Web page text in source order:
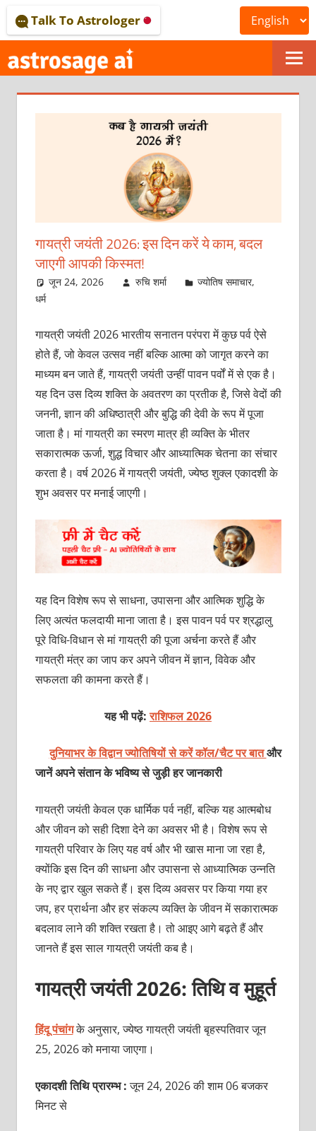
to
content
ONLINE
ASTROLOGICAL
JOURNAL
–
ASTROSAGE
MAGAZINE
Talk To Astrologer
गायत्री जयंती 2026: इस दिन करें ये काम, बदल
जाएगी आपकी किस्मत!
जून 24, 2026 रुचि शर्मा ज्योतिष समाचार,
धर्म
गायत्री जयंती 2026 भारतीय सनातन परंपरा में कुछ पर्व ऐसे
होते हैं, जो केवल उत्सव नहीं बल्कि आत्मा को जागृत करने का
माध्यम बन जाते हैं, गायत्री जयंती उन्हीं पावन पर्वों में से एक है।
यह दिन उस दिव्य शक्ति के अवतरण का प्रतीक है, जिसे वेदों की
जननी, ज्ञान की अधिष्ठात्री और बुद्धि की देवी के रूप में पूजा
जाता है। मां गायत्री का स्मरण मात्र ही व्यक्ति के भीतर
सकारात्मक ऊर्जा, शुद्ध विचार और आध्यात्मिक चेतना का संचार
करता है। वर्ष 2026 में गायत्री जयंती, ज्येष्ठ शुक्ल एकादशी के
शुभ अवसर पर मनाई जाएगी।
यह दिन विशेष रूप से साधना, उपासना और आत्मिक शुद्धि के
लिए अत्यंत फलदायी माना जाता है। इस पावन पर्व पर श्रद्धालु
पूरे विधि-विधान से मां गायत्री की पूजा अर्चना करते हैं और
गायत्री मंत्र का जाप कर अपने जीवन में ज्ञान, विवेक और
सफलता की कामना करते हैं।
यह भी पढ़ें:राशिफल 2026
दुनियाभर के विद्वान ज्योतिषियों से करें कॉल/चैट पर बातऔर
जानें अपने संतान के भविष्य से जुड़ी हर जानकारी
गायत्री जयंती केवल एक धार्मिक पर्व नहीं, बल्कि यह आत्मबोध
और जीवन को सही दिशा देने का अवसर भी है। विशेष रूप से
गायत्री परिवार के लिए यह वर्ष और भी खास माना जा रहा है,
क्योंकि इस दिन की साधना और उपासना से आध्यात्मिक उन्नति
के नए द्वार खुल सकते हैं। इस दिव्य अवसर पर किया गया हर
जप, हर प्रार्थना और हर संकल्प व्यक्ति के जीवन में सकारात्मक
बदलाव लाने की शक्ति रखता है। तो आइए आगे बढ़ते हैं और
जानते हैं इस साल गायत्री जयंती कब है।
गायत्री जयंती 2026: तिथि व मुहूर्त
हिंदू पंचांगके अनुसार, ज्येष्ठ गायत्री जयंती बृहस्पतिवार जून
25, 2026 को मनाया जाएगा।
एकादशी तिथि प्रारम्भ :जून 24, 2026 की शाम 06 बजकर
मिनट से